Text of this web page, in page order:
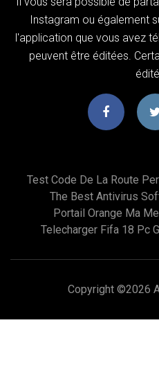
Instagram ou également
l'application que vous avez
peuvent être éditées.
Test Code De La Route
The Best Antivirus
Portail Orange Ma
Telecharger Fifa 18 Pc
Copyright ©2026